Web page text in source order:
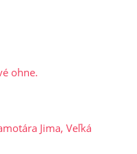
ohne.
Jima, Veľká